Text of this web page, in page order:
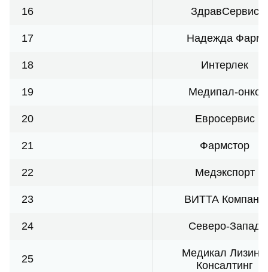
16 ЗдравСервис
17 Надежда Фарм
18 Интерлек
19 Медипал-онко
20 Евросервис
21 Фармстор
22 Медэкспорт
23 ВИТТА Компани
24 Северо-Запад
25
Медикал Лизинг-
Консалтинг